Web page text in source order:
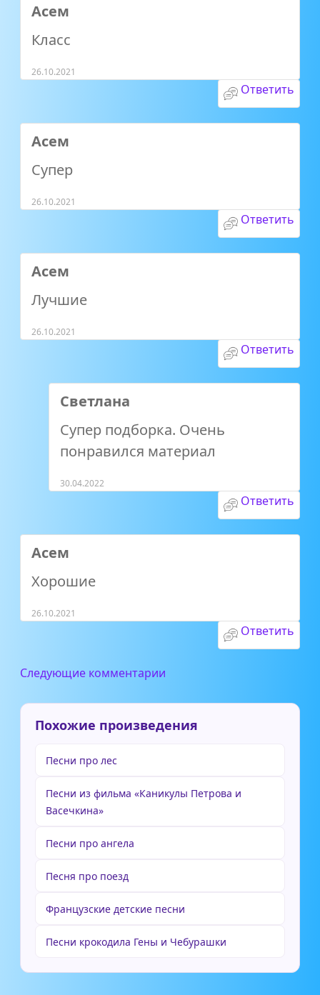
Асем
Класс
26.10.2021
Ответить
Асем
Супер
26.10.2021
Ответить
Асем
Лучшие
26.10.2021
Ответить
Светлана
Супер подборка. Очень
понравился материал
30.04.2022
Ответить
Асем
Хорошие
26.10.2021
Ответить
Следующие комментарии
Похожие произведения
Песни про лес
Песни из фильма «Каникулы Петрова и
Васечкина»
Песни про ангела
Песня про поезд
Французские детские песни
Песни крокодила Гены и Чебурашки